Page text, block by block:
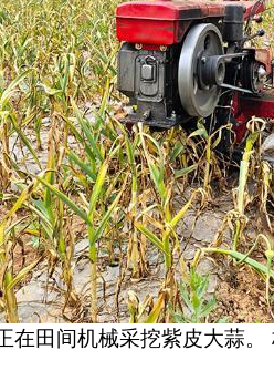
在田间机械采挖紫皮大蒜。